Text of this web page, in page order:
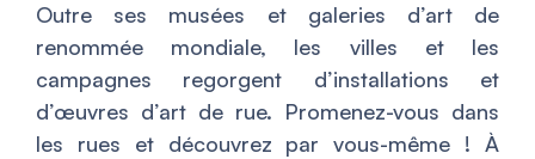
Outre ses musées et galeries d’art de
renommée mondiale, les villes et les
campagnes regorgent d’installations et
d’œuvres d’art de rue. Promenez-vous dans
les rues et découvrez par vous-même ! À